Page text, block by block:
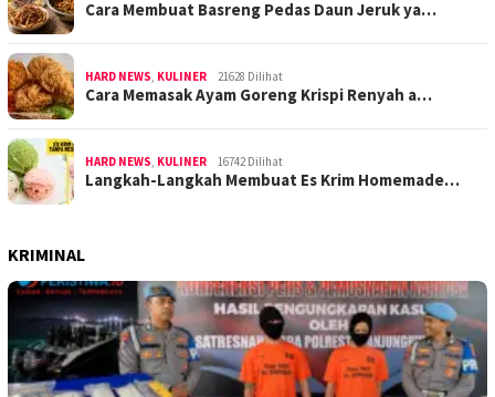
Cara Membuat Basreng Pedas Daun Jeruk ya…
HARD NEWS KULINER 21628 Dilihat
Cara Memasak Ayam Goreng Krispi Renyah a…
HARD NEWS KULINER 16742 Dilihat
Langkah-Langkah Membuat Es Krim Homemade…
KRIMINAL